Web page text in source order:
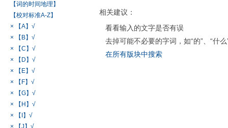
【词的时间地理】
【校对标准A-Z】
× 【A】√
× 【B】√
× 【C】√
× 【D】√
× 【E】√
× 【F】√
× 【G】√
× 【H】√
× 【I】√
× 【J】√
相关建议：
看看输入的文字是否有误
去掉可能不必要的字词，如“的”、“什么
在所有版块中搜索